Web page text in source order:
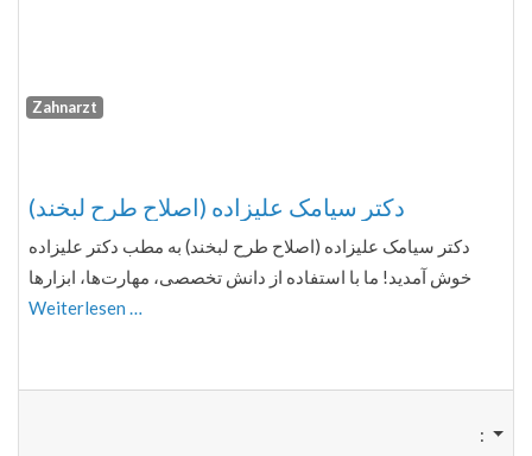
Zahnarzt
دکتر سیامک علیزاده (اصلاح طرح لبخند)
دکتر سیامک علیزاده (اصلاح طرح لبخند) به مطب دکتر علیزاده
خوش آمدید! ما با استفاده از دانش تخصصی، مهارت‌ها، ابزارها
Weiterlesen …
: